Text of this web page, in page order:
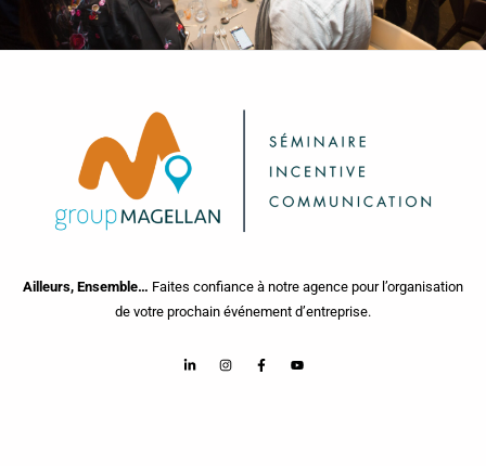
Ailleurs, Ensemble… Faites confiance à notre agence pour l’organisation
de votre prochain événement d’entreprise.